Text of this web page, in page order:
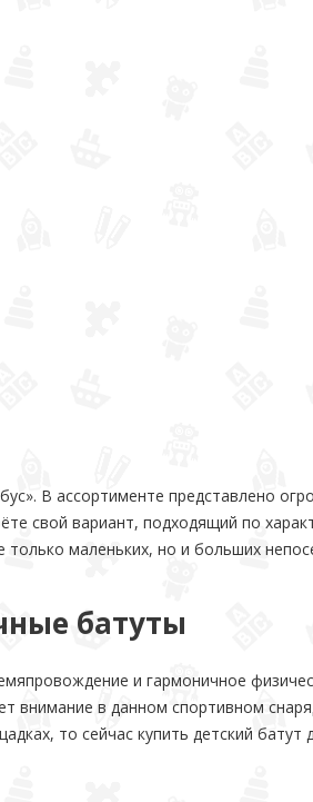
В ассортименте представлено
свой вариант, подходящий по
маленьких, но и больших
батуты
и гармоничное
внимание в данном спортивном
то сейчас купить детский